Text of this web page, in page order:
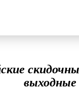
выходные